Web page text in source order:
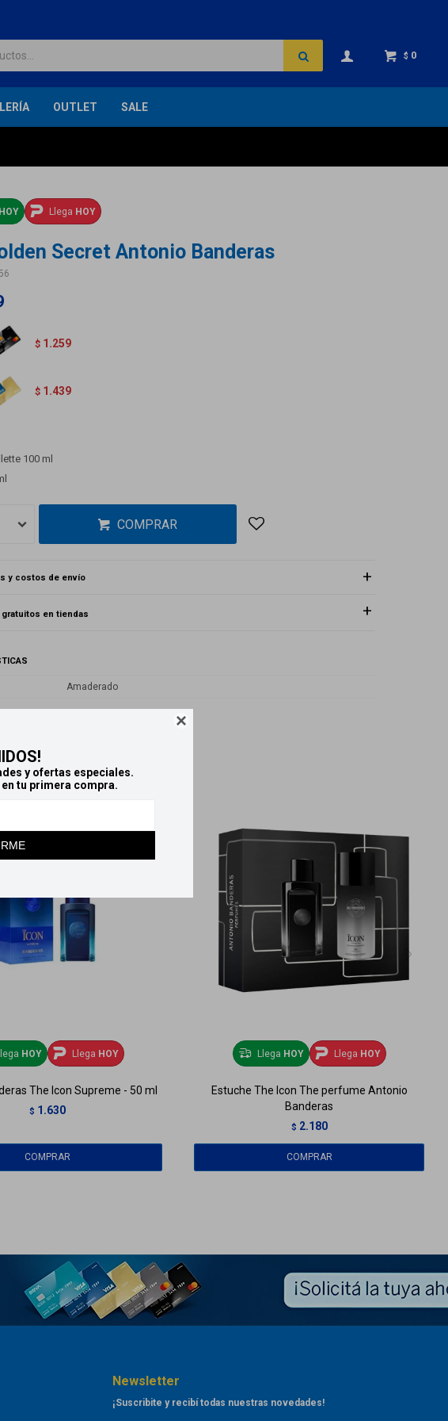

y ofertas especiales.
tu primera compra.
OUTLET SALE
$ 0
HOY Llega HOY
Secret Antonio Banderas
$ 1.259
$ 1.439
100 ml
COMPRAR
y costos de envío
gratuitos en tiendas
Amaderado
HOY Llega HOY
The Icon Supreme - 50 ml
$ 1.630
Llega HOY Llega HOY
Estuche The Icon The perfume Antonio
Banderas
$ 2.180
Newsletter
¡Suscribite y recibí todas nuestras novedades!